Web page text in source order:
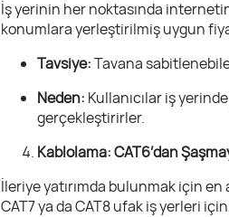
İş yerinin her noktasında
konumlara yerleştirilmiş uygun
Tavsiye:Tavana
Neden: Kullanıcılar iş
gerçekleştirirler.
Kablolama: CAT6’dan
İleriye yatırımda bulunmak için en
CAT7 ya da CAT8 ufak iş yerleri